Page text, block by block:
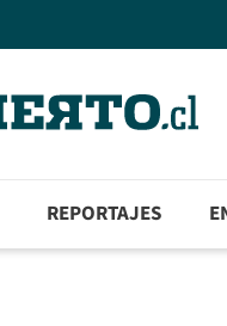
REPORTAJES